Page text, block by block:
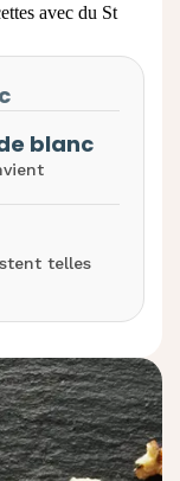
avec du St
blanc
telles